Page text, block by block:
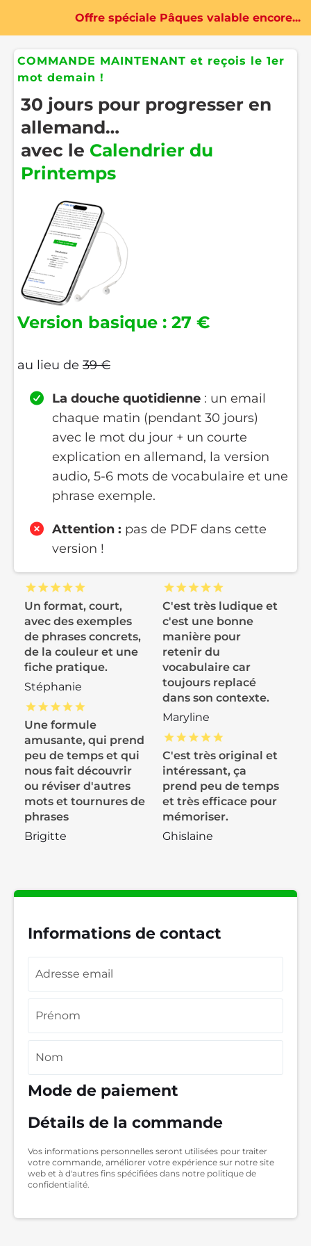
Offre spéciale Pâques valable encore...
COMMANDE MAINTENANT et reçois le 1er
mot demain !
30 jours pour progresser en
allemand…
avec le Calendrier du
Printemps
Version basique : 27 €
au lieu de 39 €
La douche quotidienne : un email
chaque matin (pendant 30 jours)
avec le mot du jour + un courte
explication en allemand, la version
audio, 5-6 mots de vocabulaire et une
phrase exemple.
Attention : pas de PDF dans cette
version !
Un format, court,
avec des exemples
de phrases concrets,
de la couleur et une
fiche pratique.
Stéphanie
Une formule
amusante, qui prend
peu de temps et qui
nous fait découvrir
ou réviser d'autres
mots et tournures de
phrases
Brigitte
C'est très ludique et
c'est une bonne
manière pour
retenir du
vocabulaire car
toujours replacé
dans son contexte.
Maryline
C'est très original et
intéressant, ça
prend peu de temps
et très efficace pour
mémoriser.
Ghislaine
Informations de contact
Mode de paiement
Détails de la commande
Vos informations personnelles seront utilisées pour traiter
votre commande, améliorer votre expérience sur notre site
web et à d'autres fins spécifiées dans notre politique de
confidentialité.